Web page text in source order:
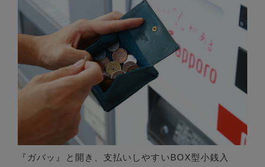
『ガバッ』と開き、支払いしやすいBOX型小銭入